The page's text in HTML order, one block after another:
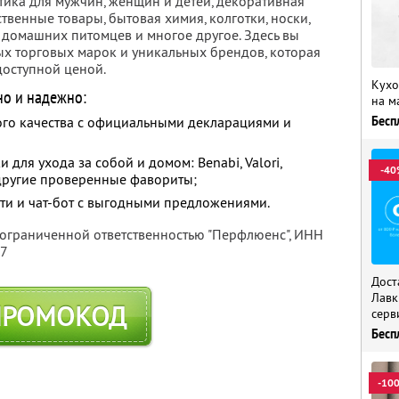
товары, бытовая химия, колготки, носки,
питомцев и многое другое. Здесь вы
торговых марок и уникальных брендов, которая
ценой.
и надежно:
качества с официальными декларациями и
для ухода за собой и домом: Benabi, Valori,
проверенные фавориты;
и чат-бот с выгодными предложениями.
ответственностью "Перфлюенс", ИНН
на
-
-